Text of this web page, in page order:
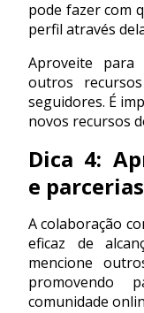
pode fazer com
perfil através
Aproveite
outros
seguidores. É
novos recursos
Dica 4:
e parcerias
A colaboração
eficaz de
mencione
promovendo
comunidade